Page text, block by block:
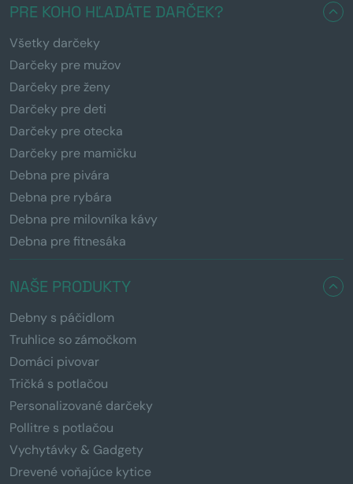
PRE KOHO HĽADÁTE DARČEK?
Všetky darčeky
Darčeky pre mužov
Darčeky pre ženy
Darčeky pre deti
Darčeky pre otecka
Darčeky pre mamičku
Debna pre pivára
Debna pre rybára
Debna pre milovníka kávy
Debna pre fitnesáka
NAŠE PRODUKTY
Debny s páčidlom
Truhlice so zámočkom
Domáci pivovar
Tričká s potlačou
Personalizované darčeky
Pollitre s potlačou
Vychytávky & Gadgety
Drevené voňajúce kytice